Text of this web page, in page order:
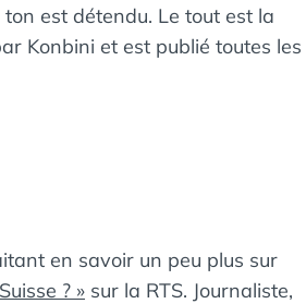
est détendu. Le tout est la
Konbini et est publié toutes les
en savoir un peu plus sur
? » sur la RTS. Journaliste,